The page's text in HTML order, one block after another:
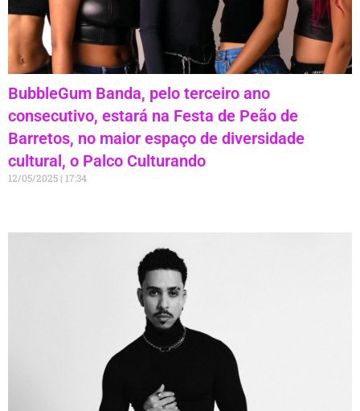
BubbleGum Banda, pelo terceiro ano
consecutivo, estará na Festa de Peão de
Barretos, no maior espaço de diversidade
cultural, o Palco Culturando
12/05/2025 17:34